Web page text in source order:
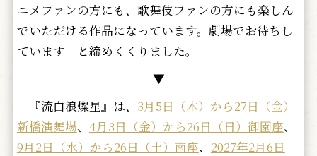
ニメファンの方にも、歌舞伎ファンの方にも楽しん
でいただける作品になっています。劇場でお待ちし
ています」と締めくくりました。
▼
『流白浪燦星』は、 3月5日（木）から27日（金）
新橋演舞場、 4月3日（金）から26日（日）御園座、
9月2日（水）から26日（土）南座、 2027年2月6日